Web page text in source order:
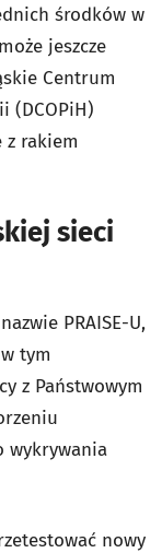
środków w
jeszcze
Centrum
(DCOPiH)
z rakiem
sieci
PRAISE-U,
tym
z Państwowym
wykrywania
nowy